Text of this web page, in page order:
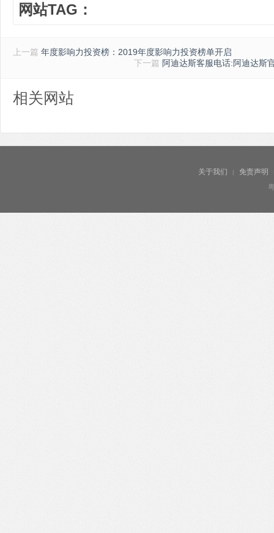
网站TAG：
上一篇 年度影响力投资榜：2019年度影响力投资榜单开启
下一篇 阿迪达斯客服电话:阿迪达斯
相关网站
关于我们 | 免责声明